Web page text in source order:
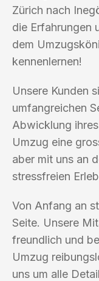
Zürich nach
die Erfahrungen
dem
kennenlernen!
Unsere Kunden
umfangreichen
Abwicklung
Umzug eine
aber mit uns an
stressfreien
Von Anfang an
Seite. Unsere
freundlich und
Umzug
uns um alle